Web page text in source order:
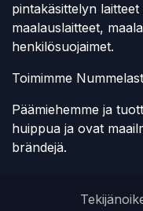
pintakäsittelyn
maalauslaitteet,
henkilösuojaimet.
Toimimme
Päämiehemme ja
huippua ja ovat
brändejä.